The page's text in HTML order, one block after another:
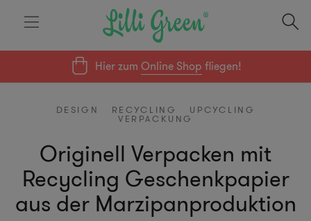
Hier zumOnline Shop fliegen!
DESIGN RECYCLING UPCYCLING
VERPACKUNG
Originell Verpacken mit
Recycling Geschenkpapier
aus der Marzipanproduktion